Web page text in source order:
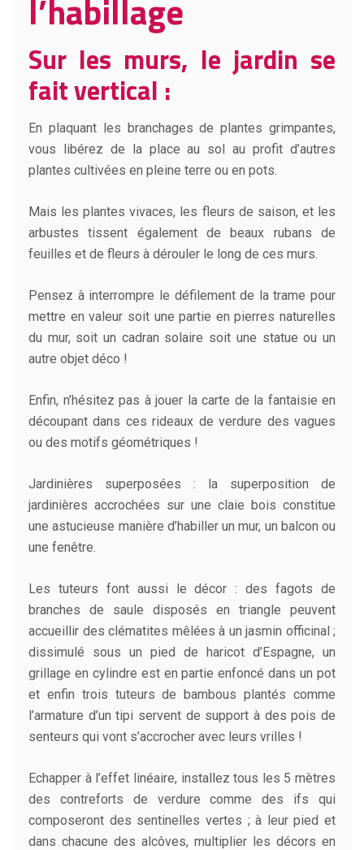
l’habillage
Sur les murs, le jardin se
fait vertical :
En plaquant les branchages de plantes grimpantes,
vous libérez de la place au sol au profit d’autres
plantes cultivées en pleine terre ou en pots.
Mais les plantes vivaces, les fleurs de saison, et les
arbustes tissent également de beaux rubans de
feuilles et de fleurs à dérouler le long de ces murs.
Pensez à interrompre le défilement de la trame pour
mettre en valeur soit une partie en pierres naturelles
du mur, soit un cadran solaire soit une statue ou un
autre objet déco !
Enfin, n’hésitez pas à jouer la carte de la fantaisie en
découpant dans ces rideaux de verdure des vagues
ou des motifs géométriques !
Jardinières superposées : la superposition de
jardinières accrochées sur une claie bois constitue
une astucieuse manière d’habiller un mur, un balcon ou
une fenêtre.
Les tuteurs font aussi le décor : des fagots de
branches de saule disposés en triangle peuvent
accueillir des clématites mêlées à un jasmin officinal ;
dissimulé sous un pied de haricot d’Espagne, un
grillage en cylindre est en partie enfoncé dans un pot
et enfin trois tuteurs de bambous plantés comme
l’armature d’un tipi servent de support à des pois de
senteurs qui vont s’accrocher avec leurs vrilles !
Echapper à l’effet linéaire, installez tous les 5 mètres
des contreforts de verdure comme des ifs qui
composeront des sentinelles vertes ; à leur pied et
dans chacune des alcôves, multiplier les décors en